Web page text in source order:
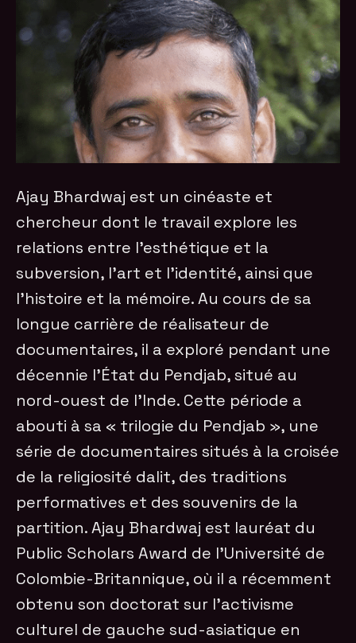
Ajay Bhardwaj est un cinéaste et
chercheur dont le travail explore les
relations entre l’esthétique et la
subversion, l’art et l’identité, ainsi que
l’histoire et la mémoire. Au cours de sa
longue carrière de réalisateur de
documentaires, il a exploré pendant une
décennie l’État du Pendjab, situé au
nord-ouest de l’Inde. Cette période a
abouti à sa « trilogie du Pendjab », une
série de documentaires situés à la croisée
de la religiosité dalit, des traditions
performatives et des souvenirs de la
partition. Ajay Bhardwaj est lauréat du
Public Scholars Award de l’Université de
Colombie-Britannique, où il a récemment
obtenu son doctorat sur l’activisme
culturel de gauche sud-asiatique en